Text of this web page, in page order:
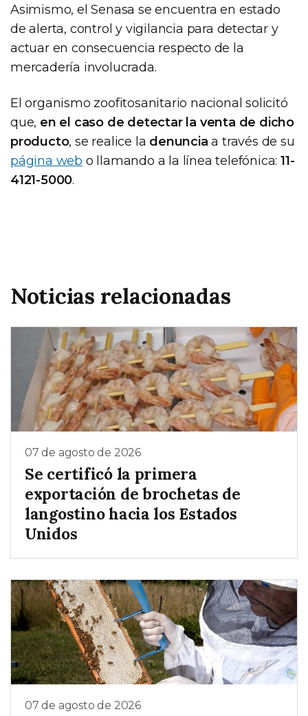
Asimismo, el Senasa se encuentra en estado
de alerta, control y vigilancia para detectar y
actuar en consecuencia respecto de la
mercadería involucrada.
El organismo zoofitosanitario nacional solicitó
que, en el caso de detectar la venta de dicho
producto, se realice la denuncia a través de su
página web o llamando a la línea telefónica:11-
4121-5000.
Noticias relacionadas
07 de agosto de 2026
Se certificó la primera
exportación de brochetas de
langostino hacia los Estados
Unidos
07 de agosto de 2026